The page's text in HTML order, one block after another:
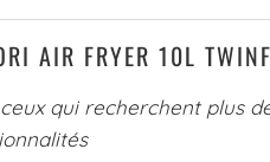
AIR FRYER 10L
qui recherchent plus